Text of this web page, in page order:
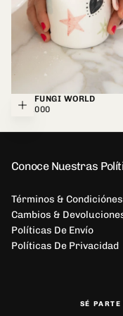
MUG FUNGI WORLD
$155.000
PRECIO
$155.000
Conoce Nuestras
Términos & Condiciónes
Cambios &
Políticas De Envío
Políticas De Privacidad
SÉ